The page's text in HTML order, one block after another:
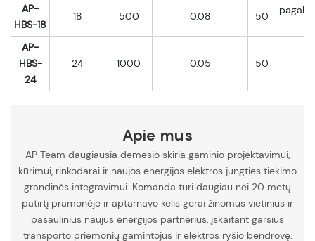
pagal
AP-
HBS-18
18 500 0.08 50
AP-
HBS-
24
24 1000 0.05 50
Apie mus
AP Team daugiausia dėmesio skiria gaminio projektavimui,
kūrimui, rinkodarai ir naujos energijos elektros jungties tiekimo
grandinės integravimui. Komanda turi daugiau nei 20 metų
patirtį pramonėje ir aptarnavo kelis gerai žinomus vietinius ir
pasaulinius naujus energijos partnerius, įskaitant garsius
transporto priemonių gamintojus ir elektros ryšio bendrovę.